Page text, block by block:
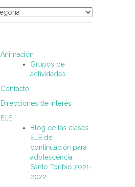
Animación
Grupos de
actividades
Contacto
Direcciones de interés
ELE
Blog de las clases
ELE de
continuación para
adolescencia.
Santo Toribio 2021-
2022